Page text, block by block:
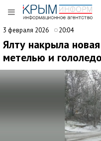
3 февраля 2026 20:04
Ялту накрыла
метелью и